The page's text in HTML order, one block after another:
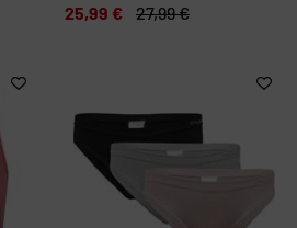
25,99 € 27,99 €